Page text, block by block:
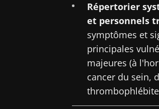
Répertorier
et personnels
symptômes et
principales
majeures (à
cancer du sein,